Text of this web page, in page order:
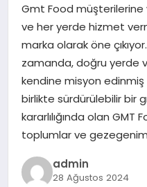
SPOR
TEKNOLOJI
Gmt Food
ve her yerde hizmet
marka olarak öne
zamanda, doğru yerde
kendine misyon edinmiş
birlikte sürdürülebilir bir
kararlılığında olan
toplumlar ve
admin
28 Ağustos 2024